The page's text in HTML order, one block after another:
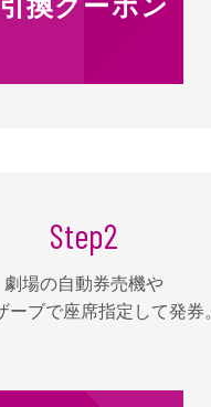
Step2
劇場の自動券売機や
ーブで座席指定して発券。